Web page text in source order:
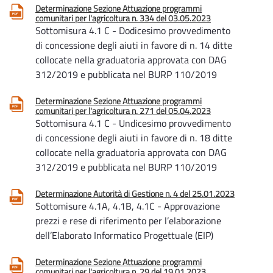
Determinazione Sezione Attuazione programmi
comunitari per l'agricoltura n. 334 del 03.05.2023
Sottomisura 4.1 C - Dodicesimo provvedimento
di concessione degli aiuti in favore di n. 14 ditte
collocate nella graduatoria approvata con DAG
312/2019 e pubblicata nel BURP 110/2019
Determinazione Sezione Attuazione programmi
comunitari per l'agricoltura n. 271 del 05.04.2023
Sottomisura 4.1 C - Undicesimo provvedimento
di concessione degli aiuti in favore di n. 18 ditte
collocate nella graduatoria approvata con DAG
312/2019 e pubblicata nel BURP 110/2019
Determinazione Autorità di Gestione n. 4 del 25.01.2023
Sottomisure 4.1A, 4.1B, 4.1C - Approvazione
prezzi e rese di riferimento per l’elaborazione
dell’Elaborato Informatico Progettuale (EIP)
Determinazione Sezione Attuazione programmi